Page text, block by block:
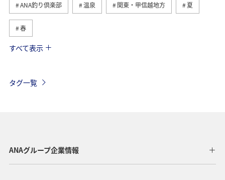
ANA釣り倶楽部 温泉 関東・甲信越地方 夏
春
川 ヤマメ
趣味 世界遺産 東京都 千葉県 大分県
すべて表示
タグ一覧
ANAグループ企業情報